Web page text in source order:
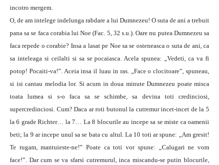
incotro mergem.
O, de am intelege indelunga rabdare a lui Dumnezeu! O suta de ani a trebuit
pana sa se faca corabia lui Noe (Fac. 5, 32 s.u.). Oare nu putea Dumnezeu sa
faca repede o corabie? Insa a lasat pe Noe sa se osteneasca o suta de ani, ca
sa inteleaga si ceilalti si sa se pocaiasca. Acela spunea: „Vedeti, ca va fi
potop! Pocaiti-va!”. Aceia insa il luau in ras. „Face o clocitoare”, spuneau,
si isi cantau melodia lor. Si acum in doua minute Dumnezeu poate misca
toata lumea si s-o faca sa se schimbe, sa devina toti credinciosi,
supercredinciosi. Cum? Daca ar roti butonul la cutremur incet-incet de la 5
la 6 grade Richter… la 7… La 8 blocurile au incepe sa se miste ca oamenii
beti; la 9 ar incepe unul sa se bata cu altul. La 10 toti ar spune: „Am gresit!
Te rugam, mantuieste-ne!” Poate ca toti vor spune: „Calugari ne vom
face!”. Dar cum se va sfarsi cutremurul, inca miscandu-se putin blocurile,